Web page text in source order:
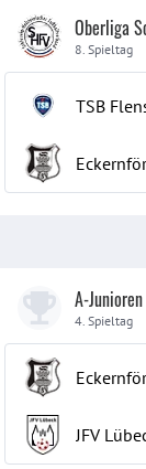
Oberliga
8. Spieltag
TSB
A-
4. Spieltag
JFV